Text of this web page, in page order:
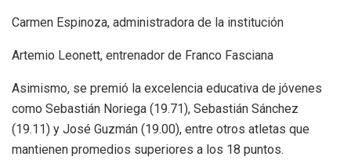
Carmen Espinoza, administradora de la institución
Artemio Leonett, entrenador de Franco Fasciana
​Asimismo, se premió la excelencia educativa de jóvenes
como Sebastián Noriega (19.71), Sebastián Sánchez
(19.11) y José Guzmán (19.00), entre otros atletas que
mantienen promedios superiores a los 18 puntos.